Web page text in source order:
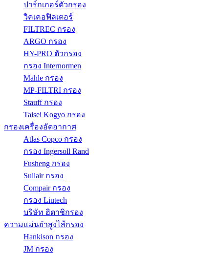
ปาร์กเกอร์ตัวกรอง
วิคเคอฟิลเตอร์
FILTREC กรอง
ARGO กรอง
HY-PRO ตัวกรอง
กรอง Internormen
Mahle กรอง
MP-FILTRI กรอง
Stauff กรอง
Taisei Kogyo กรอง
กรองเครื่องอัดอากาศ
Atlas Copco กรอง
กรอง Ingersoll Rand
Fusheng กรอง
Sullair กรอง
Compair กรอง
กรอง Liutech
บริษัท ฮิตาชิกรอง
ความแม่นยำสูงไส้กรอง
Hankison กรอง
JM กรอง